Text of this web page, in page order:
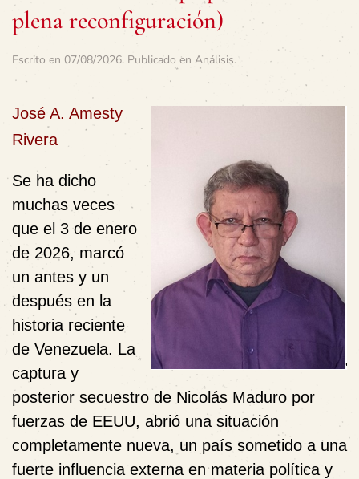
plena reconfiguración)
Escrito en 07/08/2026. Publicado en Análisis.
José A. Amesty
Rivera
Se ha dicho
muchas veces
que el 3 de enero
de 2026, marcó
un antes y un
después en la
historia reciente
de Venezuela. La
captura y
posterior secuestro de Nicolás Maduro por
fuerzas de EEUU, abrió una situación
completamente nueva, un país sometido a una
fuerte influencia externa en materia política y